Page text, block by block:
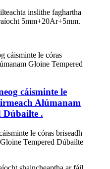
inslithe faghartha
5mm+20Ar+5mm.
cáisminte le
Alúmanam
Dúbailte .
le córas briseadh
Tempered Dúbailte